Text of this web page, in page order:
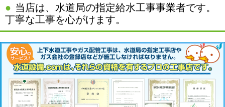
当店は、水道局の指定給水工事事業者です。
丁寧な工事を心がけます。